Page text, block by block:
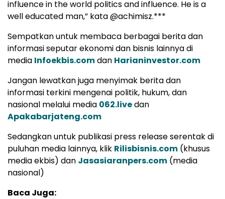
influence in the world politics and influence. He is a
well educated man,” kata @achimisz.***
Sempatkan untuk membaca berbagai berita dan
informasi seputar ekonomi dan bisnis lainnya di
media Infoekbis.comdan Harianinvestor.com
Jangan lewatkan juga menyimak berita dan
informasi terkini mengenai politik, hukum, dan
nasional melalui media 062.livedan
Apakabarjateng.com
Sedangkan untuk publikasi press release serentak di
puluhan media lainnya, klik Rilisbisnis.com (khusus
media ekbis) dan Jasasiaranpers.com (media
nasional)
Baca Juga: